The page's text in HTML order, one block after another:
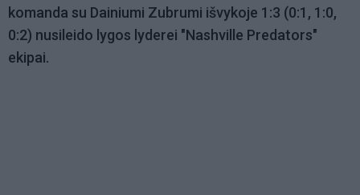
komanda su Dainiumi Zubrumi išvykoje 1:3 (0:1, 1:0,
0:2) nusileido lygos lyderei "Nashville Predators"
ekipai.